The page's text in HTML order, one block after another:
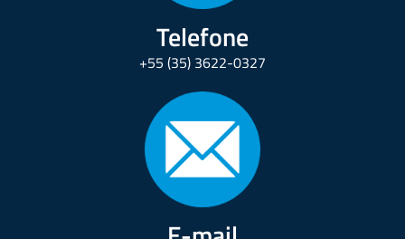
Telefone
+55 (35) 3622-0327